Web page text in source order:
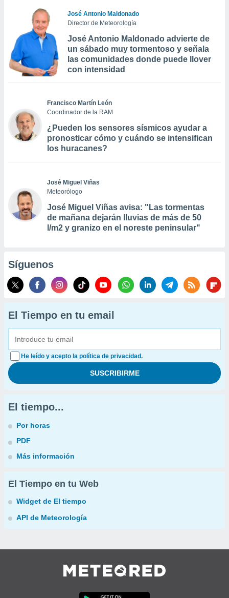
José Antonio Maldonado
Director de Meteorología
José Antonio Maldonado advierte de
un sábado muy tormentoso y señala
las comunidades donde puede llover
con intensidad
Francisco Martín León
Coordinador de la RAM
¿Pueden los sensores sísmicos ayudar a
pronosticar cómo y cuándo se intensifican
los huracanes?
José Miguel Viñas
Meteorólogo
José Miguel Viñas avisa: "Las tormentas
de mañana dejarán lluvias de más de 50
l/m2 y granizo en el noreste peninsular"
Síguenos
El Tiempo en tu email
He leído y acepto la política de privacidad.
El tiempo...
Por horas
PDF
Más información
El Tiempo en tu Web
Widget de El tiempo
API de Meteorología